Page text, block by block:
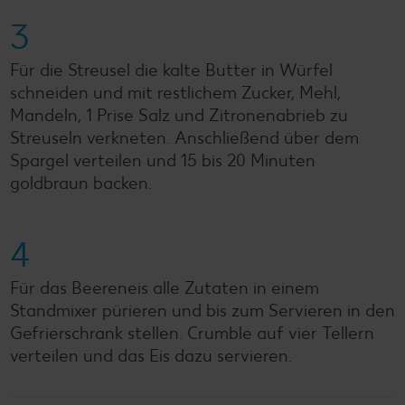
3
Für die Streusel die kalte Butter in Würfel
schneiden und mit restlichem Zucker, Mehl,
Mandeln, 1 Prise Salz und Zitronenabrieb zu
Streuseln verkneten. Anschließend über dem
Spargel verteilen und 15 bis 20 Minuten
goldbraun backen.
4
Für das Beereneis alle Zutaten in einem
Standmixer pürieren und bis zum Servieren in den
Gefrierschrank stellen. Crumble auf vier Tellern
verteilen und das Eis dazu servieren.